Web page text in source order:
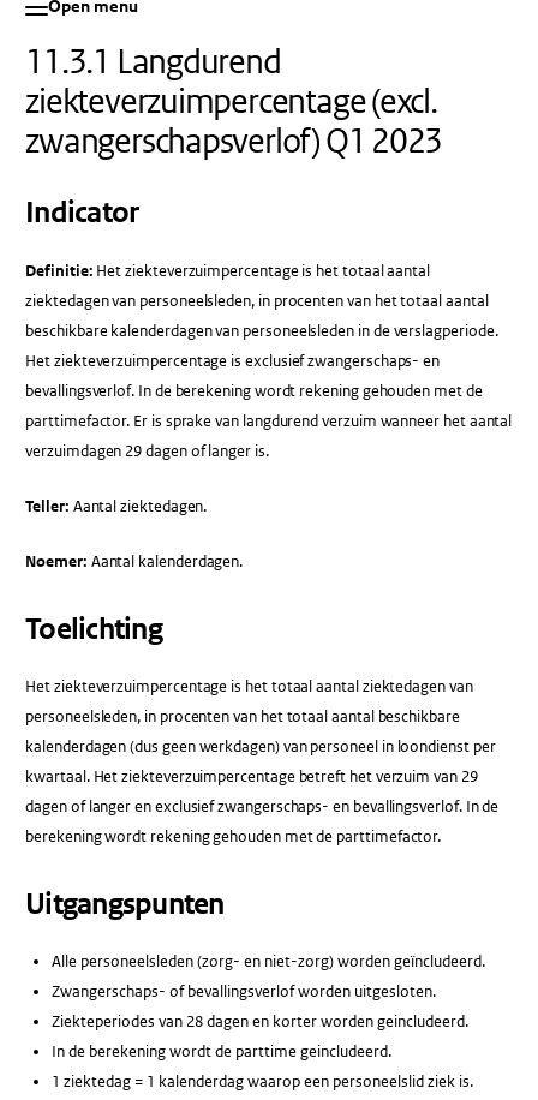
Open menu
11.3.1 Langdurend
ziekteverzuimpercentage (excl.
zwangerschapsverlof) Q1 2023
Indicator
Definitie: Het ziekteverzuimpercentage is het totaal aantal
ziektedagen van personeelsleden, in procenten van het totaal aantal
beschikbare kalenderdagen van personeelsleden in de verslagperiode.
Het ziekteverzuimpercentage is exclusief zwangerschaps- en
bevallingsverlof. In de berekening wordt rekening gehouden met de
parttimefactor. Er is sprake van langdurend verzuim wanneer het aantal
verzuimdagen 29 dagen of langer is.
Teller: Aantal ziektedagen.
Noemer: Aantal kalenderdagen.
Toelichting
Het ziekteverzuimpercentage is het totaal aantal ziektedagen van
personeelsleden, in procenten van het totaal aantal beschikbare
kalenderdagen (dus geen werkdagen) van personeel in loondienst per
kwartaal. Het ziekteverzuimpercentage betreft het verzuim van 29
dagen of langer en exclusief zwangerschaps- en bevallingsverlof. In de
berekening wordt rekening gehouden met de parttimefactor.
Uitgangspunten
Alle personeelsleden (zorg- en niet-zorg) worden geïncludeerd.
Zwangerschaps- of bevallingsverlof worden uitgesloten.
Ziekteperiodes van 28 dagen en korter worden geincludeerd.
In de berekening wordt de parttime geincludeerd.
1 ziektedag = 1 kalenderdag waarop een personeelslid ziek is.